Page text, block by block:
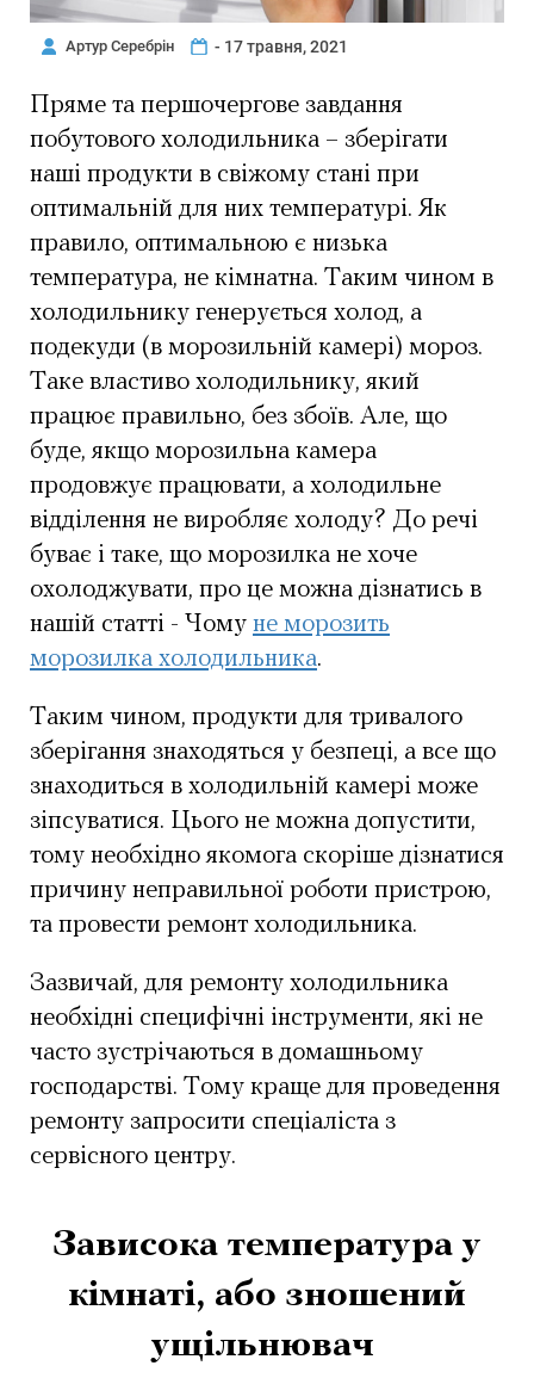
Артур Серебрін - 17 травня, 2021
Пряме та першочергове завдання
побутового холодильника – зберігати
наші продукти в свіжому стані при
оптимальній для них температурі. Як
правило, оптимальною є низька
температура, не кімнатна. Таким чином в
холодильнику генерується холод, а
подекуди (в морозильній камері) мороз.
Таке властиво холодильнику, який
працює правильно, без збоїв. Але, що
буде, якщо морозильна камера
продовжує працювати, а холодильне
відділення не виробляє холоду? До речі
буває і таке, що морозилка не хоче
охолоджувати, про це можна дізнатись в
нашій статті - Чому не морозить
морозилка холодильника.
Таким чином, продукти для тривалого
зберігання знаходяться у безпеці, а все що
знаходиться в холодильній камері може
зіпсуватися. Цього не можна допустити,
тому необхідно якомога скоріше дізнатися
причину неправильної роботи пристрою,
та провести ремонт холодильника.
Зазвичай, для ремонту холодильника
необхідні специфічні інструменти, які не
часто зустрічаються в домашньому
господарстві. Тому краще для проведення
ремонту запросити спеціаліста з
сервісного центру.
Зависока температура у
кімнаті, або зношений
ущільнювач